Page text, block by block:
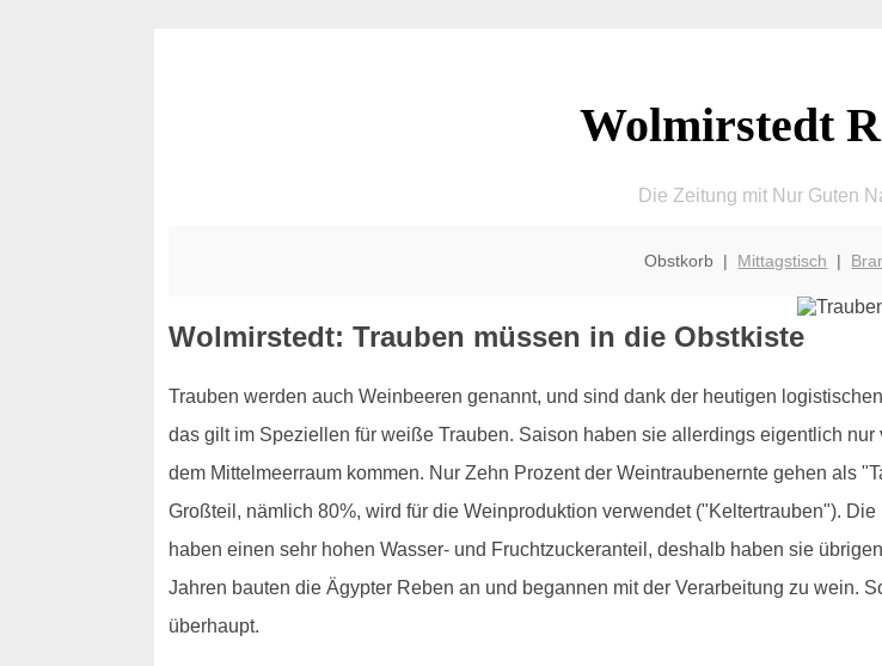
Wolmirstedt
Die Zeitung mit Nur Guten
Obstkorb | Mittagstisch |
Wolmirstedt: Trauben müssen in die Obstkiste
Trauben werden auch Weinbeeren genannt, und sind dank der heutigen
das gilt im Speziellen für weiße Trauben. Saison haben sie allerdings eigentlich
dem Mittelmeerraum kommen. Nur Zehn Prozent der Weintraubenernte gehen als
Großteil, nämlich 80%, wird für die Weinproduktion verwendet ("Keltertrauben").
haben einen sehr hohen Wasser- und Fruchtzuckeranteil, deshalb haben sie
Jahren bauten die Ägypter Reben an und begannen mit der Verarbeitung zu wein.
überhaupt.